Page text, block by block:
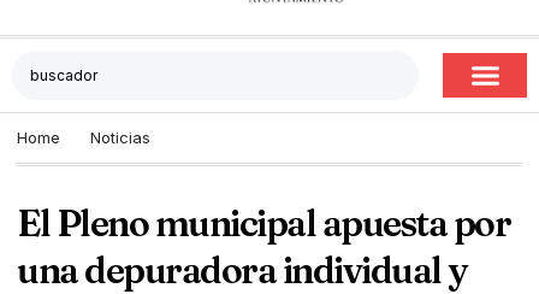
Home Noticias
El Pleno municipal apuesta por
una depuradora individual y